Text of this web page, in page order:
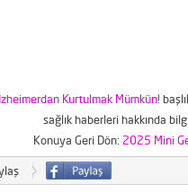
Kurtulmak Mümkün!
sağlık haberleri hakkında
Konuya Geri Dön: 2025 Mini